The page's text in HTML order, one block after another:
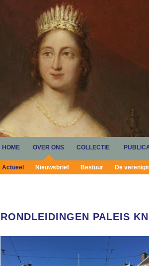
HOME OVER ONS
Actueel Nieuwsbrief Bestuur De
COLLECTIE
RONDLEIDINGEN PALEIS